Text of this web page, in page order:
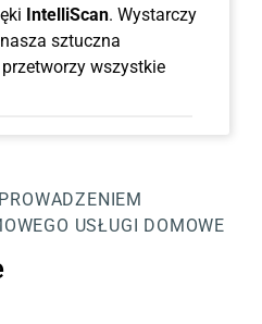
IntelliScan. Wystarczy
sztuczna
wszystkie
USŁUGI DOMOWE